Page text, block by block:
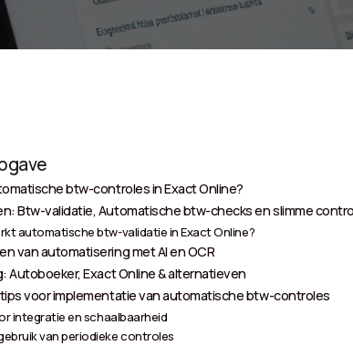
btw-controles in Exact Online?
Btw-validatie, Automatische btw-checks en slimme
automatische btw-validatie in Exact Online?
van automatisering met AI en OCR
Autoboeker, Exact Online & alternatieven
voor implementatie van automatische btw-controles
integratie en schaalbaarheid
van periodieke controles